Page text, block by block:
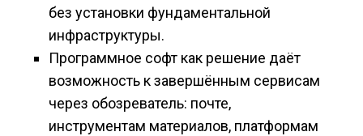
без установки фундаментальной
инфраструктуры.
Программное софт как решение даёт
возможность к завершённым сервисам
через обозреватель: почте,
инструментам материалов, платформам